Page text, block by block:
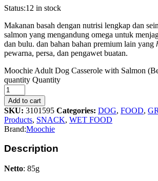
Status:12 in stock
Makanan basah dengan nutrisi lengkap dan
salmon yang mengandung omega untuk
dan bulu. dan bahan bahan premium lain yang
pewarna, persa, dan pengawet buatan.
Moochie Adult Dog Casserole with Salmon
quantity Quantity
Add to cart
SKU: 3101595 Categories: DOG, FOOD,
Products, SNACK, WET FOOD
Brand:Moochie
Description
Netto: 85g